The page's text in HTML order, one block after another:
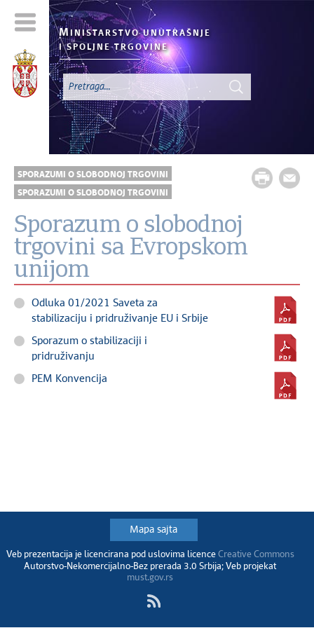
M INISTARSTVO UNUTRAŠNJE
I SPOLJNE TRGOVINE
SPORAZUMI O SLOBODNOJ TRGOVINI
SPORAZUMI O SLOBODNOJ TRGOVINI
Sporazum o slobodnoj
trgovini sa Evropskom
unijom
Odluka 01/2021 Saveta za
stabilizaciju i pridruživanje EU i Srbije
Sporazum o stabilizaciji i
pridruživanju
PEM Konvencija
Mapa sajta
Veb prezentacija je licencirana pod uslovima licence Creative Commons
Autorstvo-Nekomercijalno-Bez prerada 3.0 Srbija; Veb projekat
must.gov.rs